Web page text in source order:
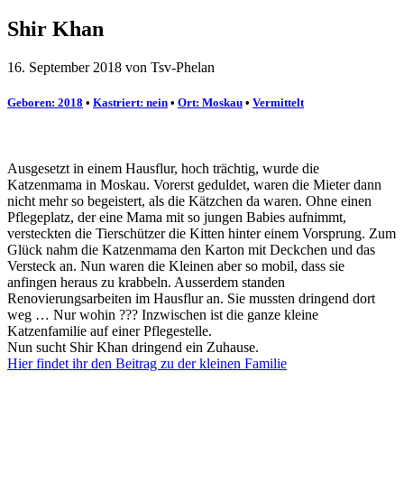
Shir Khan
16. September 2018 von Tsv-Phelan
Geboren: 2018 • Kastriert: nein • Ort: Moskau • Vermittelt
Ausgesetzt in einem Hausflur, hoch trächtig, wurde die
Katzenmama in Moskau. Vorerst geduldet, waren die Mieter dann
nicht mehr so begeistert, als die Kätzchen da waren. Ohne einen
Pflegeplatz, der eine Mama mit so jungen Babies aufnimmt,
versteckten die Tierschützer die Kitten hinter einem Vorsprung. Zum
Glück nahm die Katzenmama den Karton mit Deckchen und das
Versteck an. Nun waren die Kleinen aber so mobil, dass sie
anfingen heraus zu krabbeln. Ausserdem standen
Renovierungsarbeiten im Hausflur an. Sie mussten dringend dort
weg … Nur wohin ??? Inzwischen ist die ganze kleine
Katzenfamilie auf einer Pflegestelle.
Nun sucht Shir Khan dringend ein Zuhause.
Hier findet ihr den Beitrag zu der kleinen Familie